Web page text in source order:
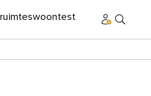
ruimteswoontest